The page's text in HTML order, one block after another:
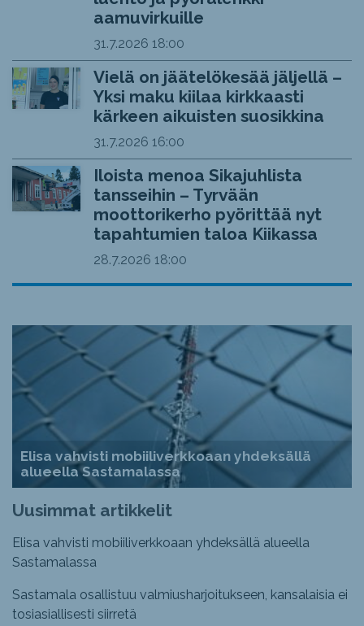
aamuvirkuille
31.7.2026 18:00
Vielä on jäätelökesää jäljellä –
Yksi maku kiilaa kirkkaasti
kärkeen aikuisten suosikkina
31.7.2026 16:00
Iloista menoa Sikajuhlista
tansseihin – Tyrvään
moottorikerho pyörittää nyt
tapahtumien taloa Kiikassa
28.7.2026 18:00
Elisa vahvisti mobiiliverkkoaan yhdeksällä
alueella Sastamalassa
Uusimmat artikkelit
Elisa vahvisti mobiiliverkkoaan yhdeksällä alueella
Sastamalassa
Sastamala osallistuu valmiusharjoitukseen, kansalaisia ei
tosiasiallisesti siirretä